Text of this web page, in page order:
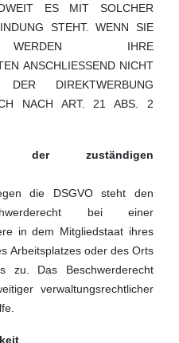
ES MIT SOLCHER
STEHT. WENN SIE
WERDEN IHRE
ANSCHLIESSEND NICHT
DIREKTWERBUNG
NACH ART. 21 ABS. 2
der zuständigen
die DSGVO steht den
bei einer
in dem Mitgliedstaat ihres
Arbeitsplatzes oder des Orts
zu. Das Beschwerderecht
verwaltungsrechtlicher